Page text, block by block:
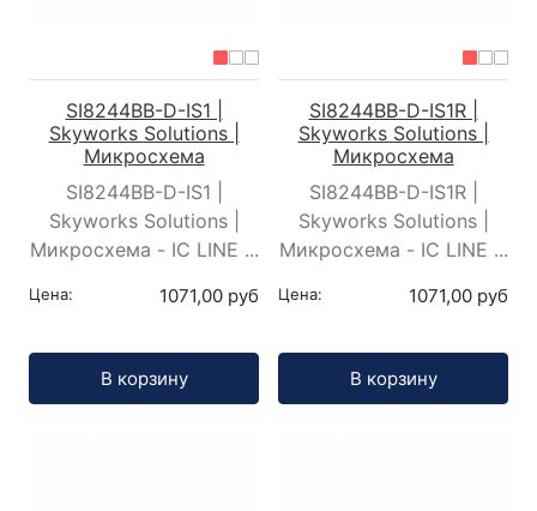
SI8244BB-D-IS1 |
Skyworks Solutions |
Микросхема
SI8244BB-D-IS1 |
Skyworks Solutions |
Микросхема - IC LINE ...
Цена: 1071,00 руб
В корзину
SI8244BB-D-IS1R |
Skyworks Solutions |
Микросхема
SI8244BB-D-IS1R |
Skyworks Solutions |
Микросхема - IC LINE ...
Цена: 1071,00 руб
В корзину